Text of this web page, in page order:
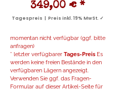
349,00 € *
Tagespreis | Preis inkl. 19% MwSt. ✓
momentan nicht verfügbar (ggf. bitte
anfragen)
* letzter verfügbarer Tages-Preis Es
werden keine freien Bestände in den
verfügbaren Lägern angezeigt.
Verwenden Sie ggf. das Fragen-
Formular auf dieser Artikel-Seite für